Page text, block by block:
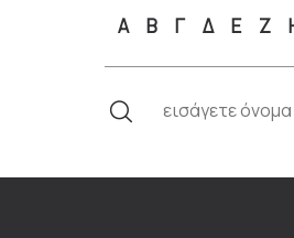
Α Β Γ Δ Ε Ζ